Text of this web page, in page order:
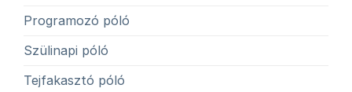
Programozó póló
Szülinapi póló
Tejfakasztó póló